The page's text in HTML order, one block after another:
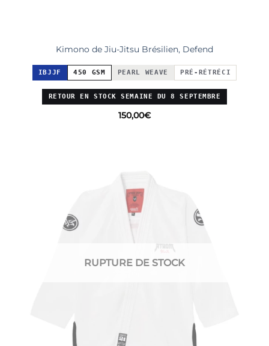
Kimono de Jiu-Jitsu Brésilien, Defend
IBJJF 450 GSM PEARL WEAVE PRÉ-RÉTRÉCI
RETOUR EN STOCK SEMAINE DU 8 SEPTEMBRE
150,00€
RUPTURE DE STOCK